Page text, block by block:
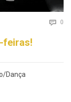
 0
feiras!
Dança